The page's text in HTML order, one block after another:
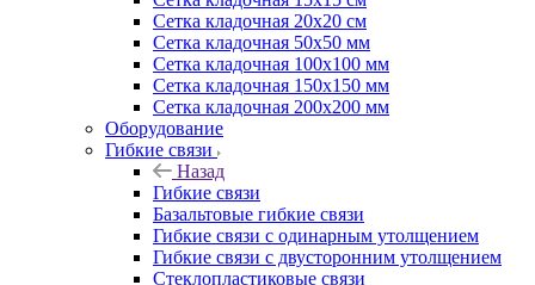
Сетка кладочная 20x20 см
Сетка кладочная 50x50 мм
Сетка кладочная 100x100 мм
Сетка кладочная 150x150 мм
Сетка кладочная 200x200 мм
Оборудование
Гибкие связи
Назад
Гибкие связи
Базальтовые гибкие связи
Гибкие связи с одинарным утолщением
Гибкие связи с двусторонним утолщением
Стеклопластиковые связи